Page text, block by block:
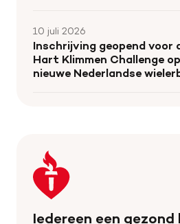
10 juli 2026
Inschrijving geopend voor
Hart Klimmen Challenge op
nieuwe Nederlandse
Keer
terug
naar
Iedereen een